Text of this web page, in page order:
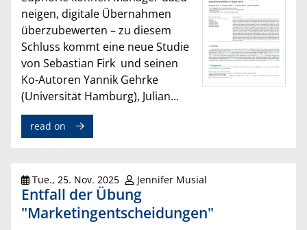
neigen, digitale Übernahmen
überzubewerten – zu diesem
Schluss kommt eine neue Studie
von Sebastian Firk und seinen
Ko-Autoren Yannik Gehrke
(Universität Hamburg), Julian...
read on
Tue., 25. Nov. 2025 Jennifer Musial
Entfall der Übung
"Marketingentscheidungen"